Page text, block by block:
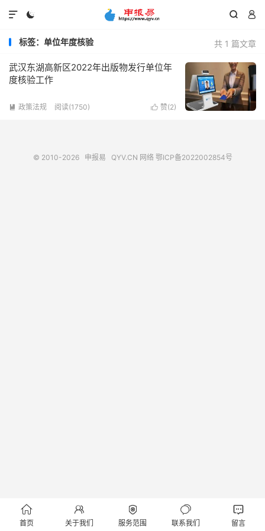
  

共 1 篇文章
标签：单位年度核验
武汉东湖高新区2022年出版物发行单位年
度核验工作
 赞(2)
 政策法规 阅读(1750)
© 2010-2026 申报易 QYV.CN 网络 鄂ICP备2022002854号

首页

关于我们

服务范围

联系我们

留言